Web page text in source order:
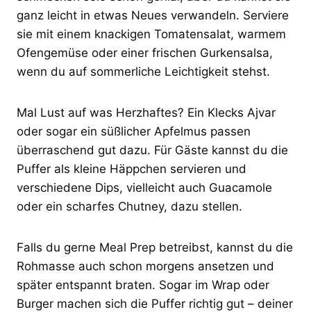
ganz leicht in etwas Neues verwandeln. Serviere
sie mit einem knackigen Tomatensalat, warmem
Ofengemüse oder einer frischen Gurkensalsa,
wenn du auf sommerliche Leichtigkeit stehst.
Mal Lust auf was Herzhaftes? Ein Klecks Ajvar
oder sogar ein süßlicher Apfelmus passen
überraschend gut dazu. Für Gäste kannst du die
Puffer als kleine Häppchen servieren und
verschiedene Dips, vielleicht auch Guacamole
oder ein scharfes Chutney, dazu stellen.
Falls du gerne Meal Prep betreibst, kannst du die
Rohmasse auch schon morgens ansetzen und
später entspannt braten. Sogar im Wrap oder
Burger machen sich die Puffer richtig gut – deiner